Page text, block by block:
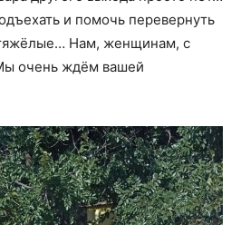
и помочь перевернуть
Нам, женщинам, с
очень ждём вашей